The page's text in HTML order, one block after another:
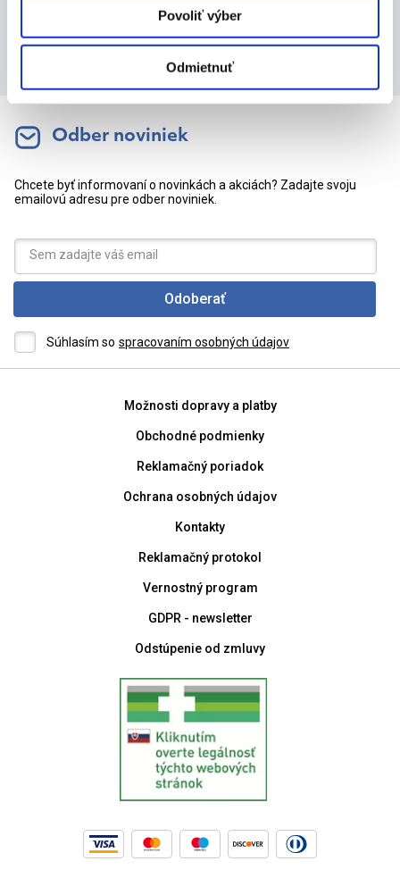
Povoliť výber
Odmietnuť
Odber noviniek
Chcete byť informovaní o novinkách a akciách? Zadajte svoju
emailovú adresu pre odber noviniek.
Odoberať
Súhlasím so spracovaním osobných údajov
Možnosti dopravy a platby
Obchodné podmienky
Reklamačný poriadok
Ochrana osobných údajov
Kontakty
Reklamačný protokol
Vernostný program
GDPR - newsletter
Odstúpenie od zmluvy